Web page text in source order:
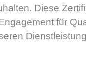
Diese
für